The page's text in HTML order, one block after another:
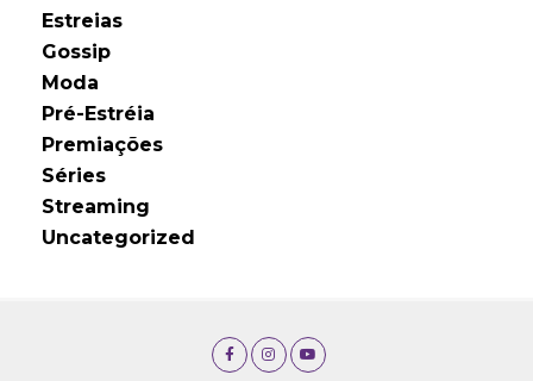
Estreias
Gossip
Moda
Pré-Estréia
Premiações
Séries
Streaming
Uncategorized